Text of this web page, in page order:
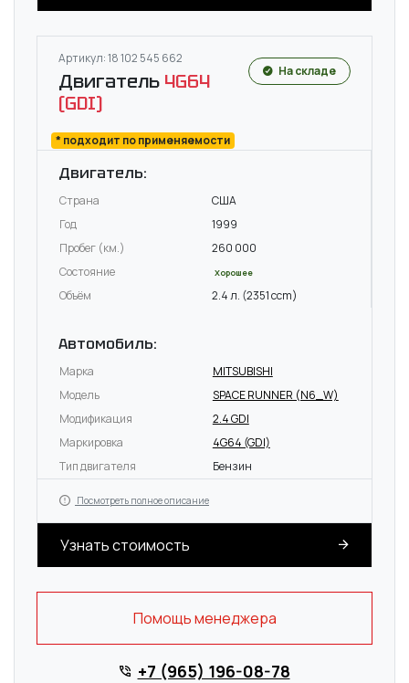
Артикул: 18 102 545 662
Двигатель 4G64
(GDI)
* подходит по применяемости
На складе
Двигатель:
Страна
США
Год
1999
Пробег (км.)
260 000
Состояние
Хорошее
Объём 2.4 л. (2351 ccm)
Автомобиль:
Марка
MITSUBISHI
Модель
SPACE RUNNER (N6_W)
Модификация
2.4 GDI
Маркировка
4G64 (GDI)
Тип двигателя
Бензин
Посмотреть полное описание
Узнать стоимость
Помощь менеджера
+7 (965) 196-08-78